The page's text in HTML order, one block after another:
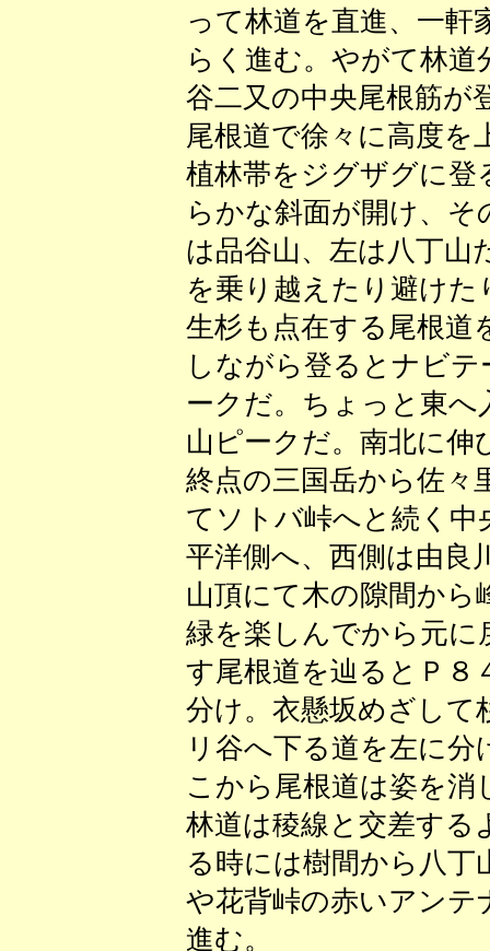
って林道を直進、一軒
らく進む。やがて林
谷二又の中央尾根筋が
尾根道で徐々に高度を
植林帯をジグザグに
らかな斜面が開け、
は品谷山、左は八丁山
を乗り越えたり避け
生杉も点在する尾根道
しながら登るとナビ
ークだ。ちょっと東へ
山ピークだ。南北に
終点の三国岳から佐々
てソトバ峠へと続く中
平洋側へ、西側は由良
山頂にて木の隙間から
緑を楽しんでから元に
す尾根道を辿るとＰ８
分け。衣懸坂めざして
リ谷へ下る道を左に
こから尾根道は姿を消
林道は稜線と交差する
る時には樹間から八丁
や花背峠の赤いアンテ
進む。